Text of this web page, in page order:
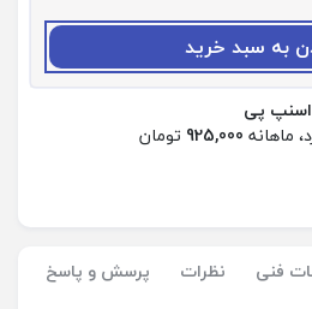
:
ک
ی
ف
ی
به سبد خرید
پی
925,000 تومان
فنی نظرات پرسش و پاسخ